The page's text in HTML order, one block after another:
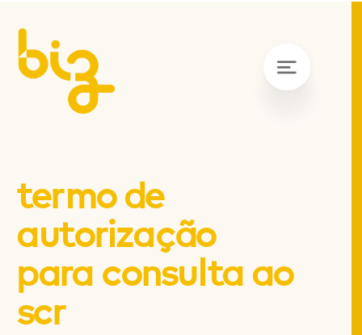
termo de
autorização
para consulta ao
scr